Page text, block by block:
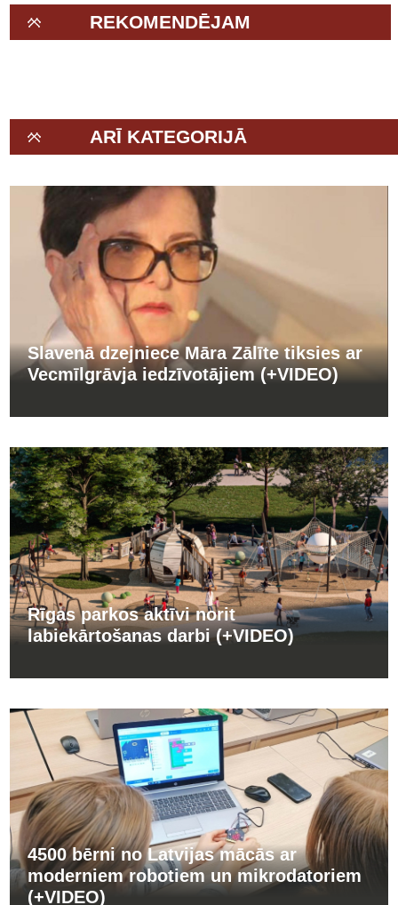
REKOMENDĒJAM
ARĪ KATEGORIJĀ
Slavenā dzejniece Māra Zālīte tiksies ar
Vecmīlgrāvja iedzīvotājiem (+VIDEO)
Rīgas parkos aktīvi norit
labiekārtošanas darbi (+VIDEO)
4500 bērni no Latvijas mācās ar
moderniem robotiem un mikrodatoriem
(+VIDEO)